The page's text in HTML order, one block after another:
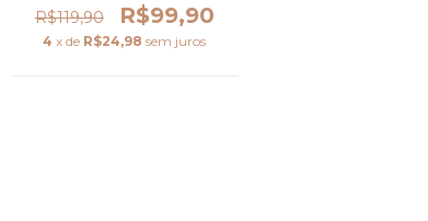
R$119,90 R$99,90
4 x de R$24,98 sem juros